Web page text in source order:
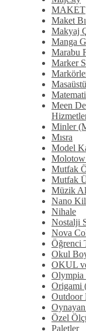
MAKET
Maket
Makyaj
Manga
Marabu
Marker
Meen
Minler
Mısra
Model
Molotow
Mutfak
Mutfak
Müzik
Nano
Nihale
Nostalji
Nova
Öğrenci
Okul
OKUL
Olympia
Origami
Outdoor
Özel
Paletler